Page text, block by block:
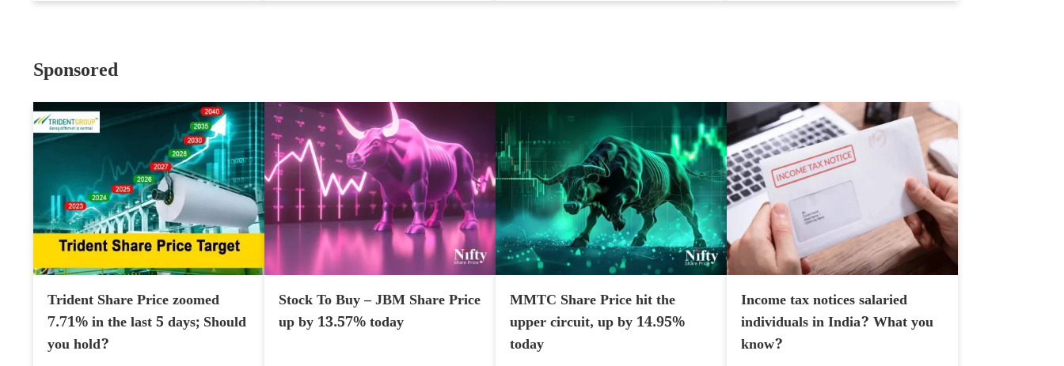
Sponsored
Trident Share Price zoomed
7.71% in the last 5 days; Should
you hold?
Stock To Buy – JBM Share Price
up by 13.57% today
MMTC Share Price hit the
upper circuit, up by 14.95%
today
Income tax notices salaried
individuals in India? What you
know?